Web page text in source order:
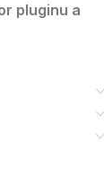
pluginu a